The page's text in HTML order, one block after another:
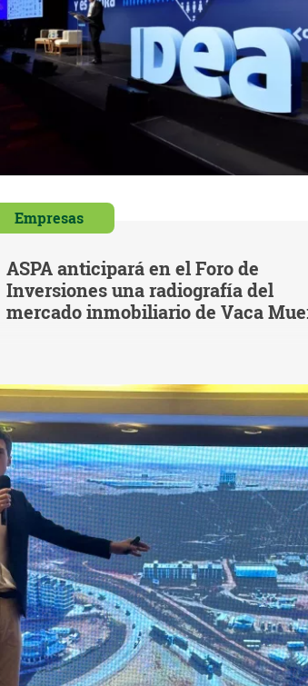
Empresas
ASPA anticipará en el Foro de
Inversiones una radiografía del
mercado inmobiliario de Vaca